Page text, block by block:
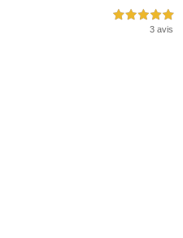
5,0 étoiles sur 5
3 avis